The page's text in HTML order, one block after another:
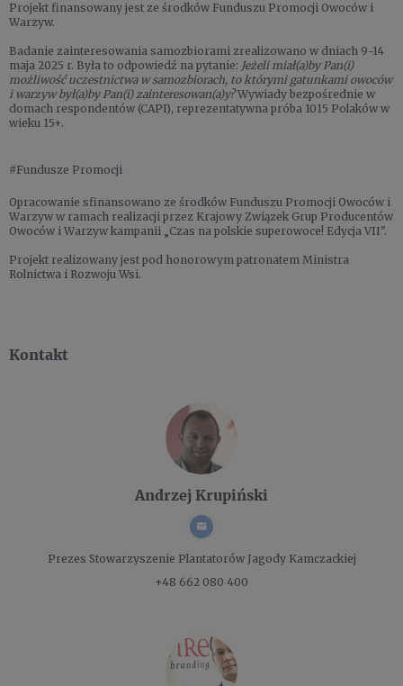
Projekt finansowany jest ze środków Funduszu Promocji Owoców i
Warzyw.
Badanie zainteresowania samozbiorami zrealizowano w dniach 9-14
maja 2025 r. Była to odpowiedź na pytanie: Jeżeli miał(a)by Pan(i)
możliwość uczestnictwa w samozbiorach, to którymi gatunkami owoców
i warzyw był(a)by Pan(i) zainteresowan(a)y?Wywiady bezpośrednie w
domach respondentów (CAPI), reprezentatywna próba 1015 Polaków w
wieku 15+.
#Fundusze Promocji
Opracowanie sfinansowano ze środków Funduszu Promocji Owoców i
Warzyw w ramach realizacji przez Krajowy Związek Grup Producentów
Owoców i Warzyw kampanii „Czas na polskie superowoce! Edycja VII".
Projekt realizowany jest pod honorowym patronatem Ministra
Rolnictwa i Rozwoju Wsi.
Kontakt
Andrzej Krupiński
Prezes Stowarzyszenie Plantatorów Jagody Kamczackiej
+48 662 080 400